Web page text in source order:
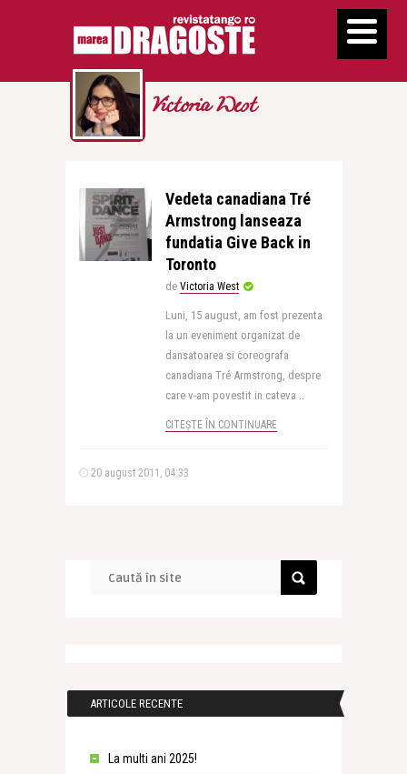
Victoria West
Vedeta canadiana Tré
Armstrong lanseaza
fundatia Give Back in
Toronto
de Victoria West
Luni, 15 august, am fost prezenta
la un eveniment organizat de
dansatoarea si coreografa
canadiana Tré Armstrong, despre
care v-am povestit in cateva ..
CITEȘTE ÎN CONTINUARE
20 august 2011, 04:33
ARTICOLE RECENTE
La multi ani 2025!